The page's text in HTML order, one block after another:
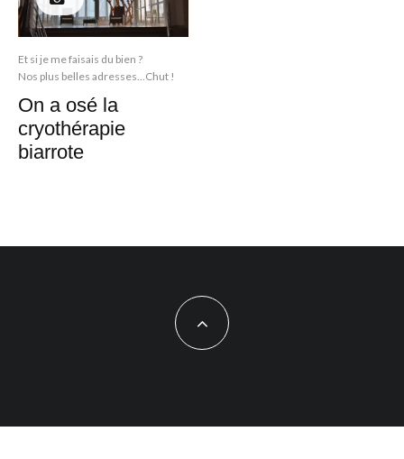
Et si je me faisais du bien ?
Nos plus belles adresses...Chut !
On a osé la
cryothérapie
biarrote